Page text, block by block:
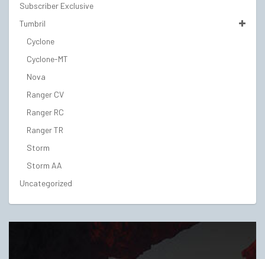
Subscriber Exclusive
Tumbril
Cyclone
Cyclone-MT
Nova
Ranger CV
Ranger RC
Ranger TR
Storm
Storm AA
Uncategorized